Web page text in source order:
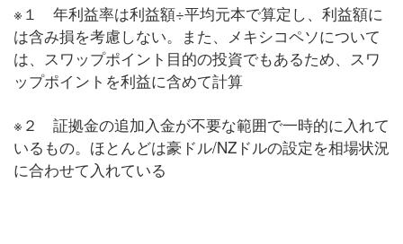
※１ 年利益率は利益額÷平均元本で算定し、利益額に
は含み損を考慮しない。また、メキシコペソについて
は、スワップポイント目的の投資でもあるため、スワ
ップポイントを利益に含めて計算
※２ 証拠金の追加入金が不要な範囲で一時的に入れて
いるもの。ほとんどは豪ドル/NZドルの設定を相場状況
に合わせて入れている